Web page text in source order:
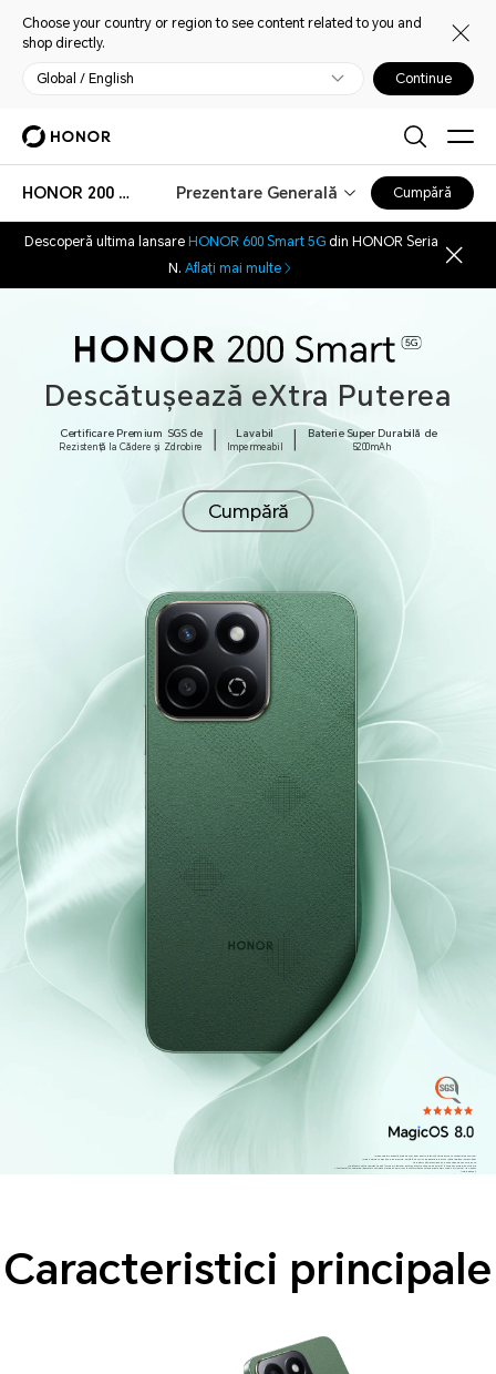
Choose your country or region to see content related to you and
shop directly.
Global / English Continue
HONOR 200 Smart Prezentare Generală Cumpără
Descoperă ultima lansare HONOR 600 Smart 5G din HONOR Seria
N. Aflați mai multe
Descătușează eXtra Puterea
Certificare Premium SGS de
Rezistență la Cădere și Zdrobire
Lavabil
Impermeabil
Baterie Super Durabilă de
5200mAh
Cumpără
*Produsele din această imagine sunt doar pentru referință, vă rugăm să consultați produsul real.
*Telefonul nu este rezistent la apă în mod profesional. Este rezistent la stropire, apă și praf în condiții normale de utilizare.
A fost testat în condiții de laborator controlate și atinge nivelul IP64 în conformitate cu standardele GB/T 4208-2017 (China) / IEC 60529
Caracteristici principale